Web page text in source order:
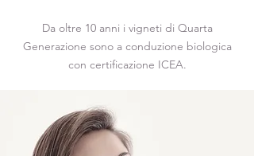
Da oltre 10 anni i vigneti di Quarta
Generazione sono a conduzione biologica
con certificazione ICEA.